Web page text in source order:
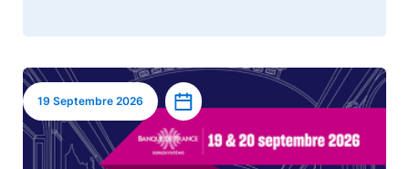
Image
19 Septembre 2026 Ajouter à l’agenda